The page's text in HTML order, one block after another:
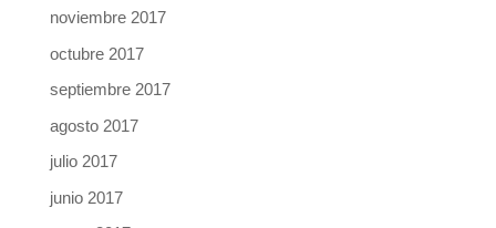
noviembre 2017
octubre 2017
septiembre 2017
agosto 2017
julio 2017
junio 2017